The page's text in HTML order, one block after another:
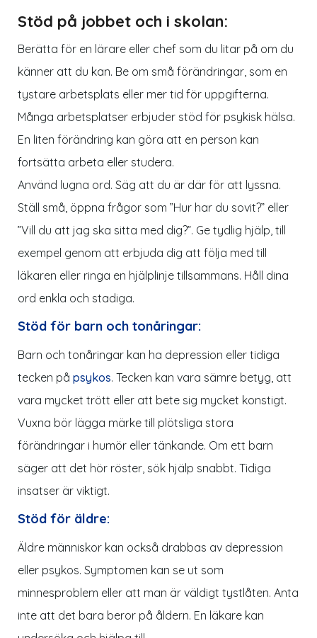
Stöd på jobbet och i skolan:
Berätta för en lärare eller chef som du litar på om du
känner att du kan. Be om små förändringar, som en
tystare arbetsplats eller mer tid för uppgifterna.
Många arbetsplatser erbjuder stöd för psykisk hälsa.
En liten förändring kan göra att en person kan
fortsätta arbeta eller studera.
Använd lugna ord. Säg att du är där för att lyssna.
Ställ små, öppna frågor som ”Hur har du sovit?” eller
”Vill du att jag ska sitta med dig?”. Ge tydlig hjälp, till
exempel genom att erbjuda dig att följa med till
läkaren eller ringa en hjälplinje tillsammans. Håll dina
ord enkla och stadiga.
Stöd för barn och tonåringar:
Barn och tonåringar kan ha depression eller tidiga
tecken på psykos. Tecken kan vara sämre betyg, att
vara mycket trött eller att bete sig mycket konstigt.
Vuxna bör lägga märke till plötsliga stora
förändringar i humör eller tänkande. Om ett barn
säger att det hör röster, sök hjälp snabbt. Tidiga
insatser är viktigt.
Stöd för äldre:
Äldre människor kan också drabbas av depression
eller psykos. Symptomen kan se ut som
minnesproblem eller att man är väldigt tystlåten. Anta
inte att det bara beror på åldern. En läkare kan